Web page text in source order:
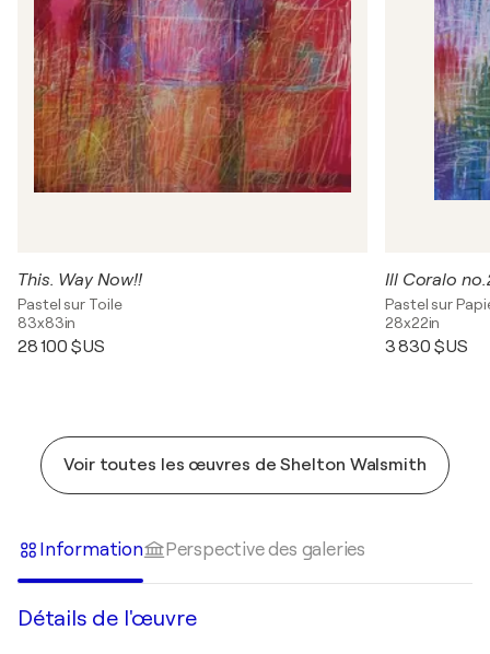
This. Way Now!!
Pastel sur Toile
83x83in
28 100 $US
Ill Coralo
Pastel sur
28x22in
3 830 $US
Voir toutes les œuvres de Shelton Walsmith
Information Perspective des galeries
Détails de l'œuvre